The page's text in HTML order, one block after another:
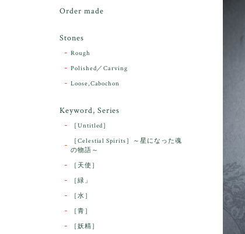
Order made
Stones
Rough
Polished／Carving
Loose,Cabochon
Keyword, Series
［Untitled］
［Celestial Spirits］～星になった魂
の物語～
［天使］
［緑」
［水］
［青］
［妖精］